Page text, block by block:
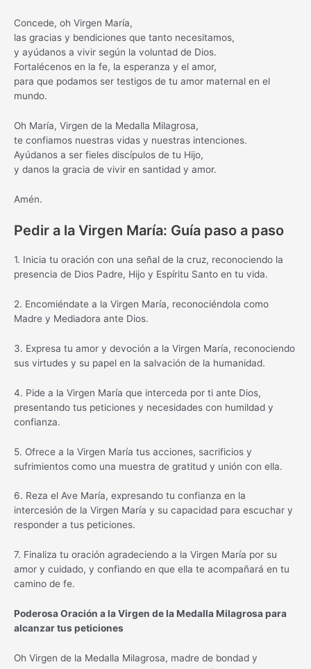
Concede, oh Virgen María,
las gracias y bendiciones que tanto necesitamos,
y ayúdanos a vivir según la voluntad de Dios.
Fortalécenos en la fe, la esperanza y el amor,
para que podamos ser testigos de tu amor maternal en el
mundo.
Oh María, Virgen de la Medalla Milagrosa,
te confiamos nuestras vidas y nuestras intenciones.
Ayúdanos a ser fieles discípulos de tu Hijo,
y danos la gracia de vivir en santidad y amor.
Amén.
Pedir a la Virgen María: Guía paso a paso
1. Inicia tu oración con una señal de la cruz, reconociendo la
presencia de Dios Padre, Hijo y Espíritu Santo en tu vida.
2. Encomiéndate a la Virgen María, reconociéndola como
Madre y Mediadora ante Dios.
3. Expresa tu amor y devoción a la Virgen María, reconociendo
sus virtudes y su papel en la salvación de la humanidad.
4. Pide a la Virgen María que interceda por ti ante Dios,
presentando tus peticiones y necesidades con humildad y
confianza.
5. Ofrece a la Virgen María tus acciones, sacrificios y
sufrimientos como una muestra de gratitud y unión con ella.
6. Reza el Ave María, expresando tu confianza en la
intercesión de la Virgen María y su capacidad para escuchar y
responder a tus peticiones.
7. Finaliza tu oración agradeciendo a la Virgen María por su
amor y cuidado, y confiando en que ella te acompañará en tu
camino de fe.
Poderosa Oración a la Virgen de la Medalla Milagrosa para
alcanzar tus peticiones
Oh Virgen de la Medalla Milagrosa, madre de bondad y